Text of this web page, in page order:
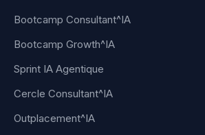
Bootcamp Consultant^IA
Bootcamp Growth^IA
Sprint IA Agentique
Cercle Consultant^IA
Outplacement^IA